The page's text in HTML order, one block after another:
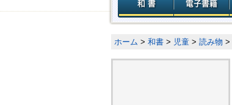
ホーム > 和書 > 児童 > 読み物 >